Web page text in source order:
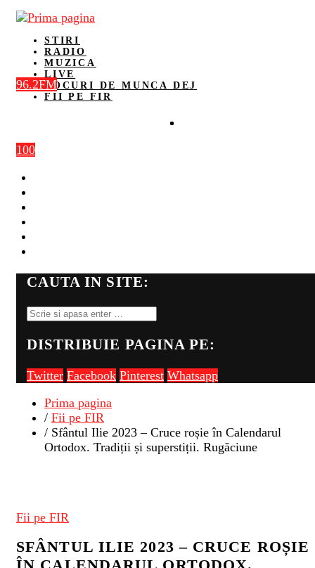
STIRI
RADIO
MUZICA
LIVE
LOCURI DE MUNCA DEJ
FII PE FIR
100
96.2FM
CAUTA IN SITE:
DISTRIBUIE PAGINA PE:
Twitter Facebook Pinterest Whatsapp
Prima pagina
/ Fii pe FIR
/ Sfântul Ilie 2023 – Cruce roșie în Calendarul
Ortodox. Tradiții și superstiții. Rugăciune
Fii pe FIR
SFÂNTUL ILIE 2023 – CRUCE ROȘIE